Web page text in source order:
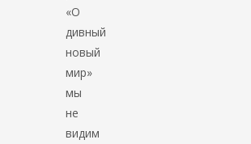
«О
дивный
новый
мир»
мы
не
видим